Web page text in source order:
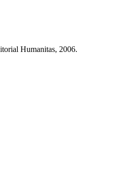
Humanitas, 2006.